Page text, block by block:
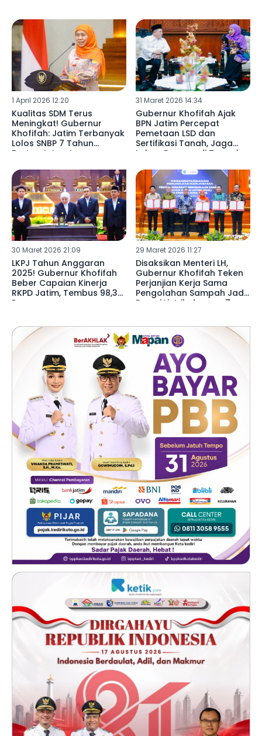
1 April 2026 12:20
Kualitas SDM Terus
Meningkat! Gubernur
Khofifah: Jatim Terbanyak
Lolos SNBP 7 Tahun
Berturut-turut
31 Maret 2026 14:34
Gubernur Khofifah Ajak
BPN Jatim Percepat
Pemetaan LSD dan
Sertifikasi Tanah, Jaga
Lahan Pangan di Tengah
30 Maret 2026 21:09
LKPJ Tahun Anggaran
2025! Gubernur Khofifah
Beber Capaian Kinerja
RKPD Jatim, Tembus 98,33
Persen
29 Maret 2026 11:27
Disaksikan Menteri LH,
Gubernur Khofifah Teken
Perjanjian Kerja Sama
Pengolahan Sampah Jadi
Energi Listrik dengan 7